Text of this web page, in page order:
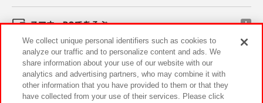
スマホ・PCであそぶ
イベント・キャンペーン
We collect unique personal identifiers such as cookies to
analyze our traffic and to personalize content and ads. We
share information about your use of our website with our
analytics and advertising partners, who may combine it with
other information that you have provided to them or that they
have collected from your use of their services. Please click